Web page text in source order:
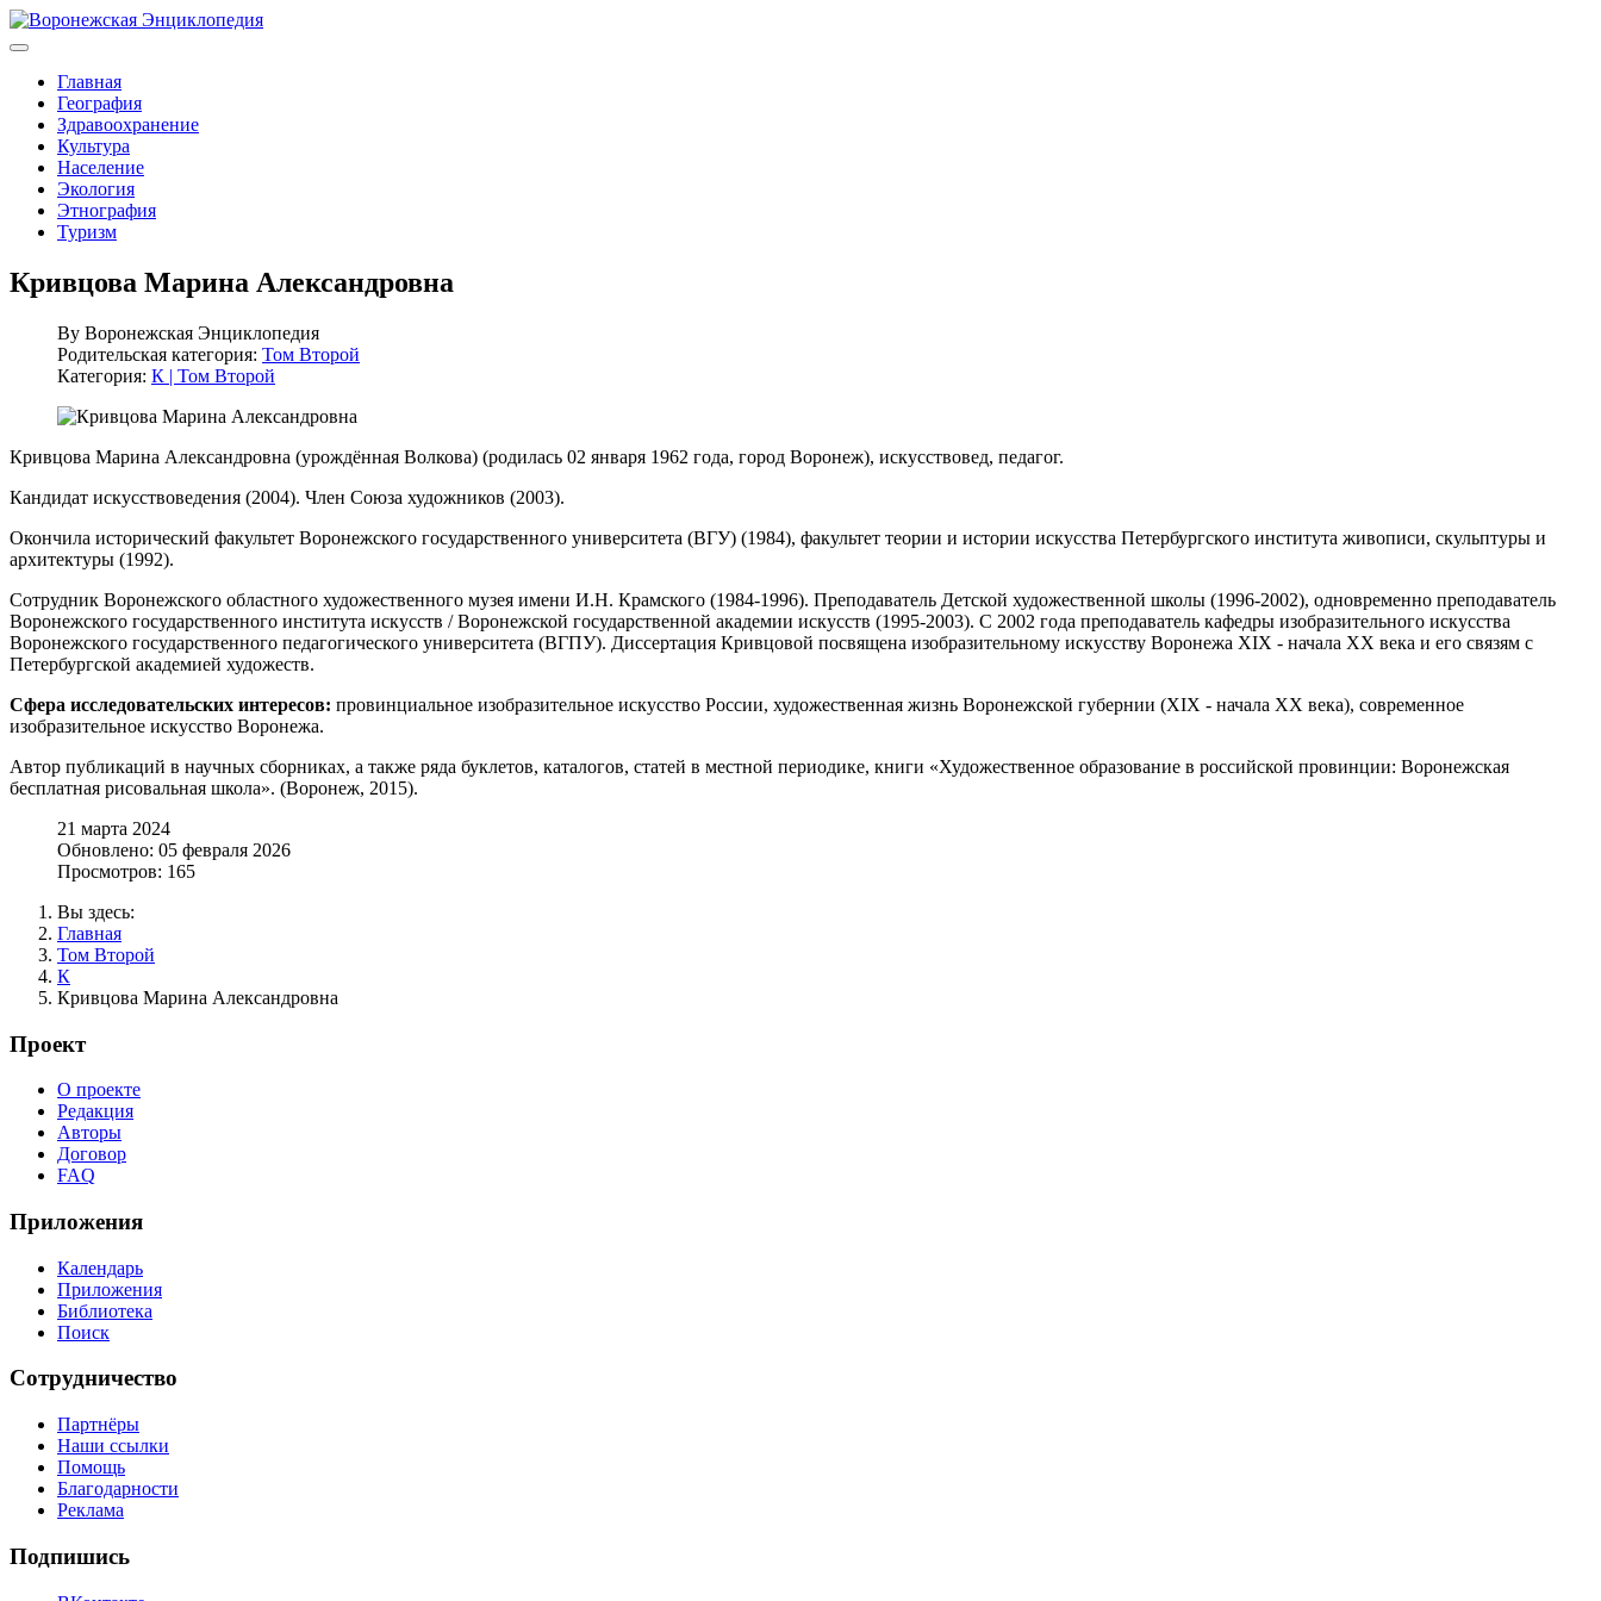
Главная
География
Здравоохранение
Культура
Население
Экология
Этнография
Туризм
Кривцова Марина Александровна
By Воронежская Энциклопедия
Родительская категория: Том Второй
Категория: К | Том Второй
Кривцова Марина Александровна (урождённая Волкова) (родилась 02 января 1962 года, город Воронеж), искусствовед, педагог.
Кандидат искусствоведения (2004). Член Союза художников (2003).
Окончила исторический факультет Воронежского государственного университета (ВГУ) (1984), факультет теории и истории искусства Петербургского института живописи, скульптуры и
архитектуры (1992).
Сотрудник Воронежского областного художественного музея имени И.Н. Крамского (1984-1996). Преподаватель Детской художественной школы (1996-2002), одновременно преподаватель
Воронежского государственного института искусств / Воронежской государственной академии искусств (1995-2003). С 2002 года преподаватель кафедры изобразительного искусства
Воронежского государственного педагогического университета (ВГПУ). Диссертация Кривцовой посвящена изобразительному искусству Воронежа XIX - начала XX века и его связям с
Петербургской академией художеств.
Сфера исследовательских интересов: провинциальное изобразительное искусство России, художественная жизнь Воронежской губернии (XIX - начала XX века), современное
изобразительное искусство Воронежа.
Автор публикаций в научных сборниках, а также ряда буклетов, каталогов, статей в местной периодике, книги «Художественное образование в российской провинции: Воронежская
бесплатная рисовальная школа». (Воронеж, 2015).
21 марта 2024
Обновлено: 05 февраля 2026
Просмотров: 165
Вы здесь:
Главная
Том Второй
К
Кривцова Марина Александровна
Проект
О проекте
Редакция
Авторы
Договор
FAQ
Приложения
Календарь
Приложения
Библиотека
Поиск
Сотрудничество
Партнёры
Наши ссылки
Помощь
Благодарности
Реклама
Подпишись